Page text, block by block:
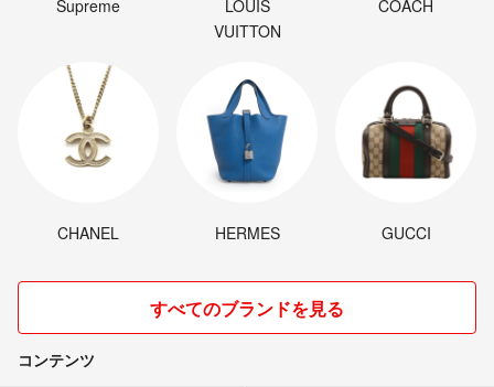
Supreme
LOUIS
VUITTON
COACH
CHANEL HERMES GUCCI
すべてのブランドを見る
コンテンツ